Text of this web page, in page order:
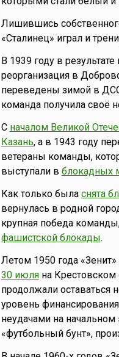
Лишившись
«Сталинец» играл и
В 1939 году в
реорганизация в
переведены зимой в
команда получила своё
С началом Великой
Казань, а в 1943 году
ветераны команды,
выступали в блокадных
Как только была снята
вернулась в родной
крупная победа
фашистской блокады.
Летом 1950 года
30 июляна Крестовском
продолжали
уровень
неудачами на начальном
«футбольный бунт»,